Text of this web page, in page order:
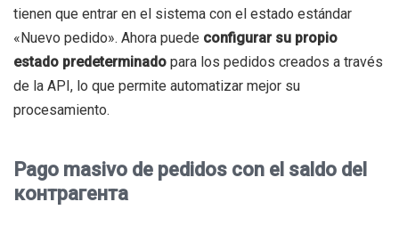
tienen que entrar en el sistema con el estado estándar
«Nuevo pedido». Ahora puede configurar su propio
estado predeterminado para los pedidos creados a través
de la API, lo que permite automatizar mejor su
procesamiento.
Pago masivo de pedidos con el saldo del
контрагента